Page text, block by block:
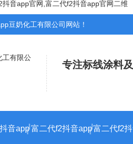
音app官网,富二代f2抖音app官网二维
化工有限公司网站！
专注标线涂料及
音app 富二代f2抖音app富二代f2